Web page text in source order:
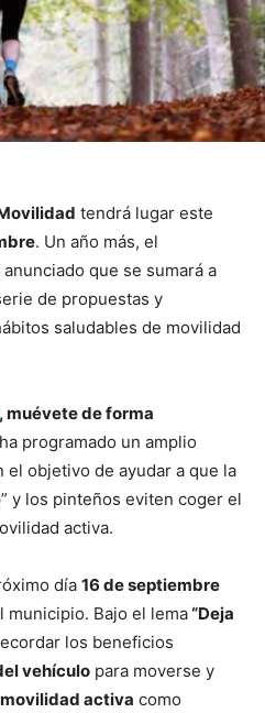
tendrá lugar este
. Un año más, el
anunciado que se sumará a
de propuestas y
saludables de movilidad
, muévete de forma
programado un amplio
el objetivo de ayudar a que la
y los pinteños eviten coger el
activa.
día 16 de septiembre
municipio. Bajo el lema“Deja
los beneficios
vehículo para moverse y
activa como